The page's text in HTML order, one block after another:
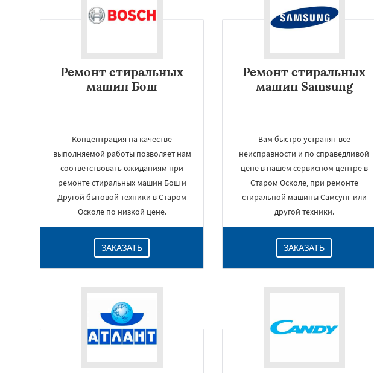
Ремонт стиральных
машин Бош
Концентрация на качестве
выполняемой работы позволяет нам
соответствовать ожиданиям при
ремонте стиральных машин Бош и
Другой бытовой техники в Старом
Осколе по низкой цене.
ЗАКАЗАТЬ
Ремонт стиральных
машин Samsung
Вам быстро устранят все
неисправности и по справедливой
цене в нашем сервисном центре в
Старом Осколе, при ремонте
стиральной машины Самсунг или
другой техники.
ЗАКАЗАТЬ